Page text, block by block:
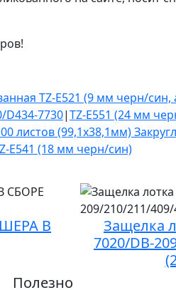
TZ-E521 (9 мм черн/син,
D434-7730|TZ-E551 (24 мм
листов (99,1x38,1мм)
E541 (18 мм черн/син)
В
Защелка
7020/DB-
Полезно